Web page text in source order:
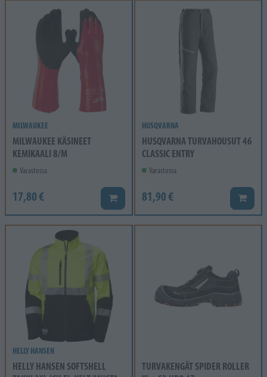
MILWAUKEE
MILWAUKEE KÄSINEET
KEMIKAALI 8/M
Varastossa
17,80 € Lisää koriin
HUSQVARNA
HUSQVARNA TURVAHOUSUT 46
CLASSIC ENTRY
Varastossa
81,90 € Lisää
HELLY HANSEN
HELLY HANSEN SOFTSHELL
TURVAKENGÄT SPIDER ROLLER